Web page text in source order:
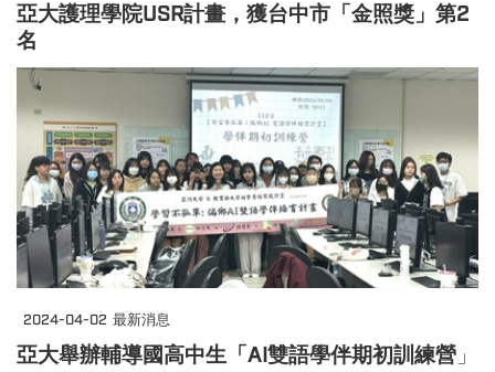
亞大護理學院USR計畫，獲台中市「金照獎」第2
名
2024-04-02 最新消息
亞大舉辦輔導國高中生「AI雙語學伴期初訓練營 」